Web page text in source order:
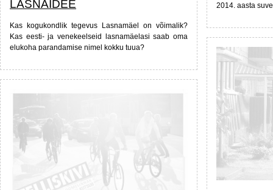
LASNAIDEE
Kas kogukondlik tegevus Lasnamäel on võimalik?
Kas eesti- ja venekeelseid lasnamäelasi saab oma
elukoha parandamise nimel kokku tuua?
2014. aasta